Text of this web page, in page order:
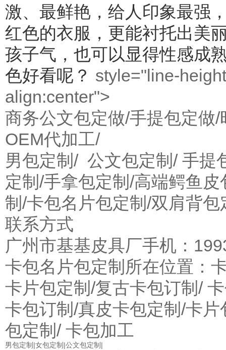
激、最鲜艳，给人印象最强
红色的衣服，更能衬托出美
孩子气，也可以显得性感成
色好看呢？ style="line-
align:center">
商务公文包定做/手提包定做
OEM代加工/
男包定制/ 公文包定制/ 手提
定制/手拿包定制/高端鳄鱼
制/卡包名片包定制/双肩背包
联系方式
广州市基基皮具厂手机：
卡包名片包定制 所在位置：
卡片包定制/复古卡包订制/
卡包订制/真皮卡包定制/卡
包定制/ 卡包加工
男包定制 |女包定制 |公文包定制 |